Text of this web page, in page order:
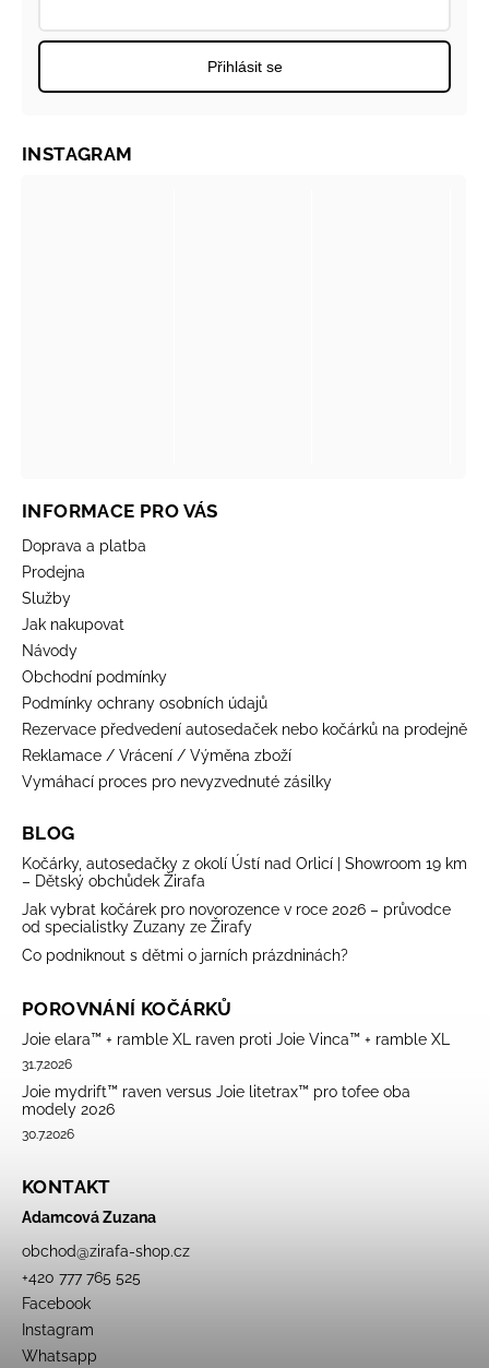
Přihlásit se
INFORMACE PRO VÁS
Doprava a platba
Prodejna
Služby
Jak nakupovat
Návody
Obchodní podmínky
Podmínky ochrany osobních údajů
Rezervace předvedení autosedaček nebo kočárků na prodejně
Reklamace / Vrácení / Výměna zboží
Vymáhací proces pro nevyzvednuté zásilky
BLOG
Kočárky, autosedačky z okolí Ústí nad Orlicí | Showroom 19 km
– Dětský obchůdek Žirafa
Jak vybrat kočárek pro novorozence v roce 2026 – průvodce
od specialistky Zuzany ze Žirafy
Co podniknout s dětmi o jarních prázdninách?
POROVNÁNÍ KOČÁRKŮ
Joie elara™ + ramble XL raven proti Joie Vinca™ + ramble XL
31.7.2026
Joie mydrift™ raven versus Joie litetrax™ pro tofee oba
modely 2026
30.7.2026
KONTAKT
Adamcová Zuzana
obchod@zirafa-shop.cz
+420 777 765 525
Facebook
Instagram
Whatsapp
INSTAGRAM